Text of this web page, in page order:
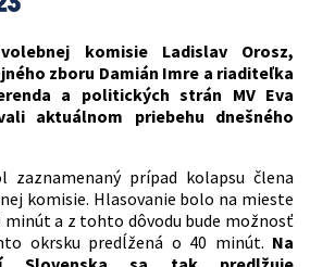
komisie Ladislav Orosz,
zboru Damián Imre a riaditeľka
a politických strán MV Eva
aktuálnom priebehu dnešného
zaznamenaný prípad kolapsu člena
komisie. Hlasovanie bolo na mieste
minút a z tohto dôvodu bude možnosť
okrsku predĺžená o 40 minút. Na